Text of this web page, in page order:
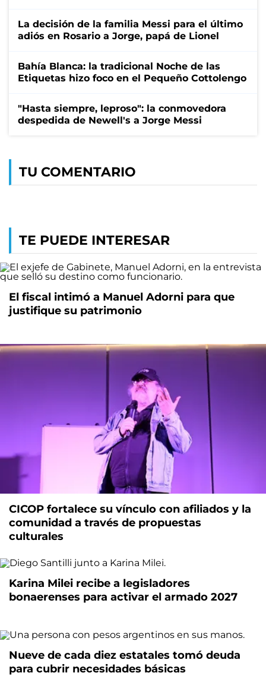
La decisión de la familia Messi para el último
adiós en Rosario a Jorge, papá de Lionel
Bahía Blanca: la tradicional Noche de las
Etiquetas hizo foco en el Pequeño Cottolengo
"Hasta siempre, leproso": la conmovedora
despedida de Newell's a Jorge Messi
TU COMENTARIO
TE PUEDE INTERESAR
El fiscal intimó a Manuel Adorni para que
justifique su patrimonio
CICOP fortalece su vínculo con afiliados y la
comunidad a través de propuestas
culturales
Karina Milei recibe a legisladores
bonaerenses para activar el armado 2027
Nueve de cada diez estatales tomó deuda
para cubrir necesidades básicas